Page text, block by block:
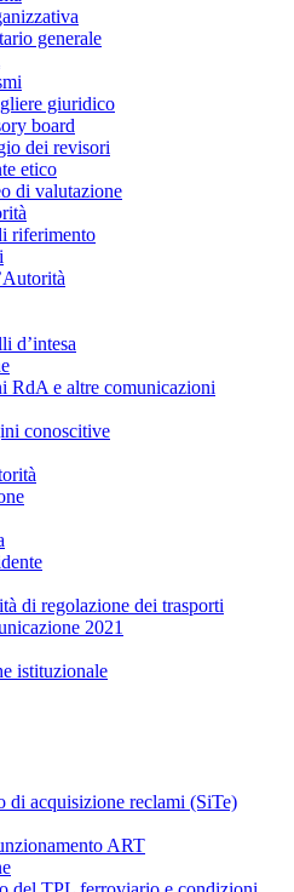
generale
giuridico
board
dei revisori
etico
di valutazione
riferimento
d’intesa
RdA e altre comunicazioni
conoscitive
di regolazione dei trasporti
2021
istituzionale
di acquisizione reclami (SiTe)
ART